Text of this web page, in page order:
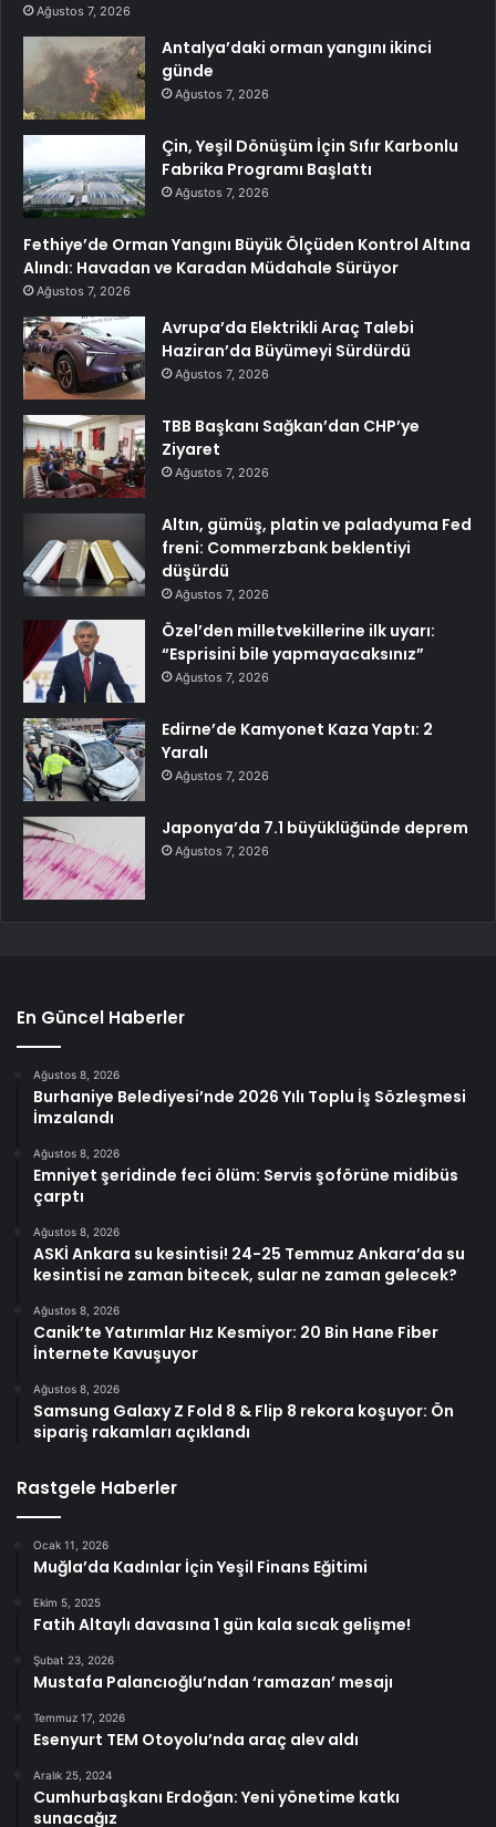
Ağustos 7, 2026
Antalya’daki orman yangını ikinci
günde
Ağustos 7, 2026
Çin, Yeşil Dönüşüm İçin Sıfır Karbonlu
Fabrika Programı Başlattı
Ağustos 7, 2026
Fethiye’de Orman Yangını Büyük Ölçüden Kontrol Altına
Alındı: Havadan ve Karadan Müdahale Sürüyor
Ağustos 7, 2026
Avrupa’da Elektrikli Araç Talebi
Haziran’da Büyümeyi Sürdürdü
Ağustos 7, 2026
TBB Başkanı Sağkan’dan CHP’ye
Ziyaret
Ağustos 7, 2026
Altın, gümüş, platin ve paladyuma Fed
freni: Commerzbank beklentiyi
düşürdü
Ağustos 7, 2026
Özel’den milletvekillerine ilk uyarı:
“Esprisini bile yapmayacaksınız”
Ağustos 7, 2026
Edirne’de Kamyonet Kaza Yaptı: 2
Yaralı
Ağustos 7, 2026
Japonya’da 7.1 büyüklüğünde deprem
Ağustos 7, 2026
En Güncel Haberler
Ağustos 8, 2026
Burhaniye Belediyesi’nde 2026 Yılı Toplu İş Sözleşmesi
İmzalandı
Ağustos 8, 2026
Emniyet şeridinde feci ölüm: Servis şoförüne midibüs
çarptı
Ağustos 8, 2026
ASKİ Ankara su kesintisi! 24-25 Temmuz Ankara’da su
kesintisi ne zaman bitecek, sular ne zaman gelecek?
Ağustos 8, 2026
Canik’te Yatırımlar Hız Kesmiyor: 20 Bin Hane Fiber
İnternete Kavuşuyor
Ağustos 8, 2026
Samsung Galaxy Z Fold 8 & Flip 8 rekora koşuyor: Ön
sipariş rakamları açıklandı
Rastgele Haberler
Ocak 11, 2026
Muğla’da Kadınlar İçin Yeşil Finans Eğitimi
Ekim 5, 2025
Fatih Altaylı davasına 1 gün kala sıcak gelişme!
Şubat 23, 2026
Mustafa Palancıoğlu’ndan ‘ramazan’ mesajı
Temmuz 17, 2026
Esenyurt TEM Otoyolu’nda araç alev aldı
Aralık 25, 2024
Cumhurbaşkanı Erdoğan: Yeni yönetime katkı
sunacağız